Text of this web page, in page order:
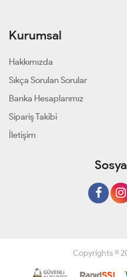
Kurumsal
Hakkımızda
Sıkça Sorulan Sorular
Banka Hesaplarımız
Sipariş Takibi
İletişim
Copyrights ©